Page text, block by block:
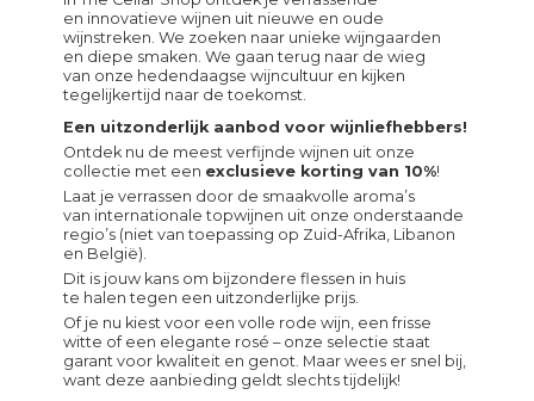
en innovatieve wijnen uit nieuwe en oude
wijnstreken. We zoeken naar unieke wijngaarden
en diepe smaken. We gaan terug naar de wieg
van onze hedendaagse wijncultuur en kijken
tegelijkertijd naar de toekomst.
Een uitzonderlijk aanbod voor wijnliefhebbers!
Ontdek nu de meest verfijnde wijnen uit onze
collectie met een exclusieve korting van 10%!
Laat je verrassen door de smaakvolle aroma’s
van internationale topwijnen uit onze onderstaande
regio’s (niet van toepassing op Zuid-Afrika, Libanon
en België).
Dit is jouw kans om bijzondere flessen in huis
te halen tegen een uitzonderlijke prijs.
Of je nu kiest voor een volle rode wijn, een frisse
witte of een elegante rosé – onze selectie staat
garant voor kwaliteit en genot. Maar wees er snel bij,
want deze aanbieding geldt slechts tijdelijk!